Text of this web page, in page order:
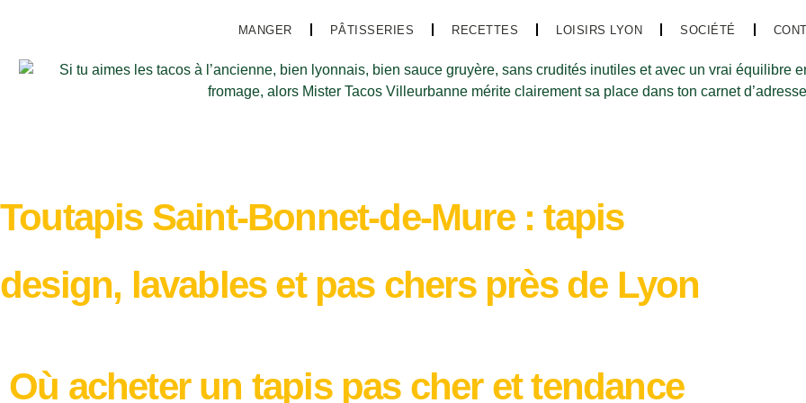
MANGER PÂTISSERIES RECETTES LOISIRS LYON SOCIÉTÉ
Toutapis Saint-Bonnet-de-Mure : tapis
design, lavables et pas chers près de Lyon
Où acheter un tapis pas cher et tendance